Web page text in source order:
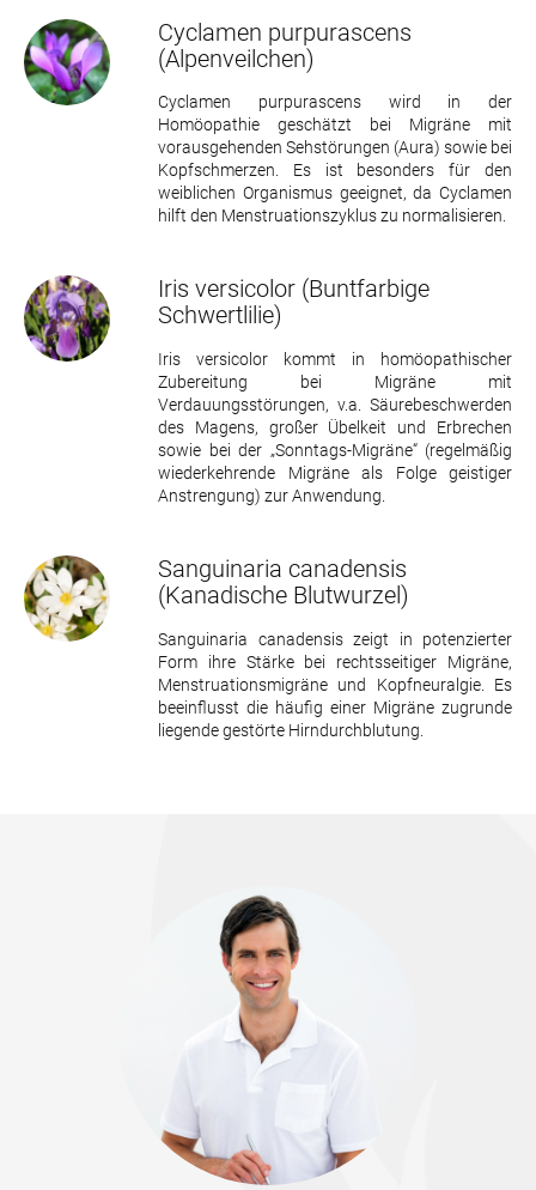
Cyclamen purpurascens
(Alpenveilchen)
Cyclamen purpurascens wird in der
Homöopathie geschätzt bei Migräne mit
vorausgehenden Sehstörungen (Aura) sowie bei
Kopfschmerzen. Es ist besonders für den
weiblichen Organismus geeignet, da Cyclamen
hilft den Menstruationszyklus zu normalisieren.
Iris versicolor (Buntfarbige
Schwertlilie)
Iris versicolor kommt in homöopathischer
Zubereitung bei Migräne mit
Verdauungsstörungen, v.a. Säurebeschwerden
des Magens, großer Übelkeit und Erbrechen
sowie bei der „Sonntags-Migräne“ (regelmäßig
wiederkehrende Migräne als Folge geistiger
Anstrengung) zur Anwendung.
Sanguinaria canadensis
(Kanadische Blutwurzel)
Sanguinaria canadensis zeigt in potenzierter
Form ihre Stärke bei rechtsseitiger Migräne,
Menstruationsmigräne und Kopfneuralgie. Es
beeinflusst die häufig einer Migräne zugrunde
liegende gestörte Hirndurchblutung.